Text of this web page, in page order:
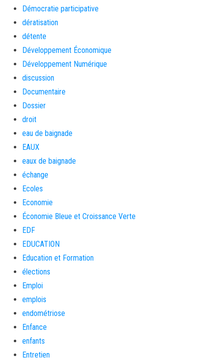
Démocratie participative
dératisation
détente
Développement Économique
Développement Numérique
discussion
Documentaire
Dossier
droit
eau de baignade
EAUX
eaux de baignade
échange
Ecoles
Economie
Économie Bleue et Croissance Verte
EDF
EDUCATION
Education et Formation
élections
Emploi
emplois
endométriose
Enfance
enfants
Entretien